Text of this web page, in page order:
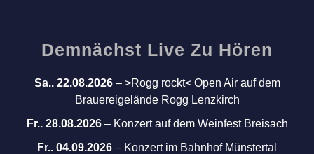
Demnächst Live Zu Hören
Sa.. 22.08.2026– >Rogg rockt< Open Air auf dem
Brauereigelände Rogg Lenzkirch
Fr.. 28.08.2026– Konzert auf dem Weinfest Breisach
Fr.. 04.09.2026 – Konzert im Bahnhof Münstertal